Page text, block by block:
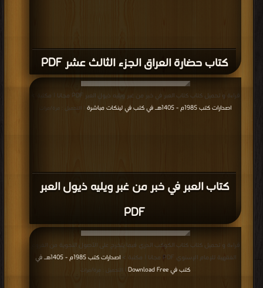
كتاب حضارة العراق الجزء الثالث عشر PDF
كتاب العبر في خبر من غبر ويليه ذيول العبر
PDF
قراءة و تحميل كتاب كتاب العبر في خبر من غبر ويليه ذيول العبر PDF مجانا | مكتبة >
اصدارات كتب 1985م - 1405هـ في كتب في لينكات مباشرة
| التحميل : مرة/مرات
قراءة و تحميل كتاب كتاب الكوكب الدري فيما يتخرج على الأصول النحوية من الفروع
الفقهية للإمام الإسنوي PDF مجانا | مكتبة >
اصدارات كتب 1985م - 1405هـ في
كتب في Download Free
| التحميل : مرة/مرات